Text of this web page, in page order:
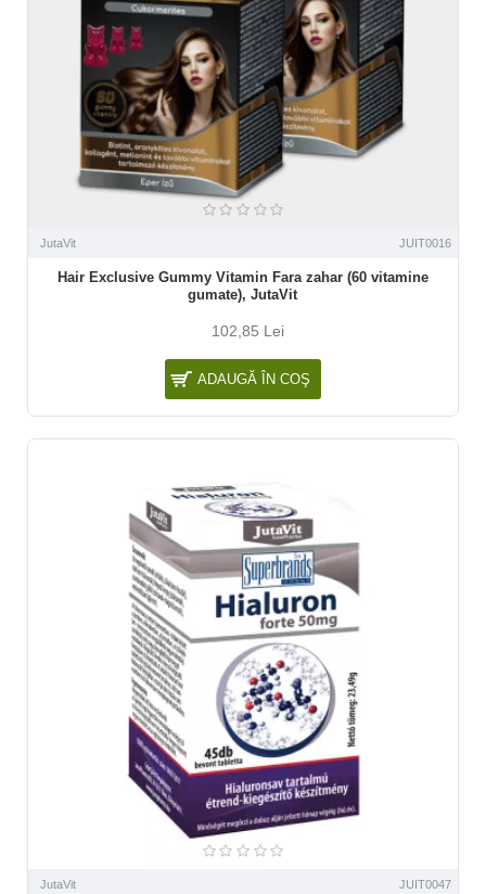
JutaVit JUIT0016
Hair Exclusive Gummy Vitamin Fara zahar (60 vitamine
gumate), JutaVit
102,85 Lei
ADAUGĂ ÎN COŞ
JutaVit JUIT0047